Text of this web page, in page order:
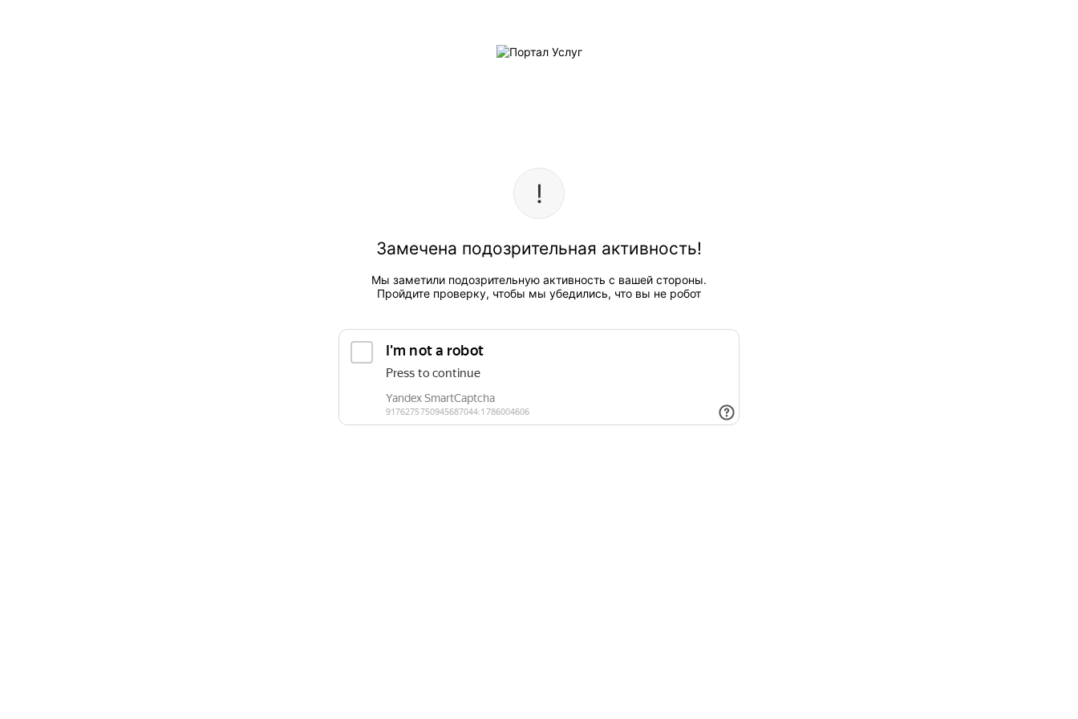
Замечена подозрительная активность!
Мы заметили подозрительную активность с вашей стороны.
Пройдите проверку, чтобы мы убедились, что вы не робот